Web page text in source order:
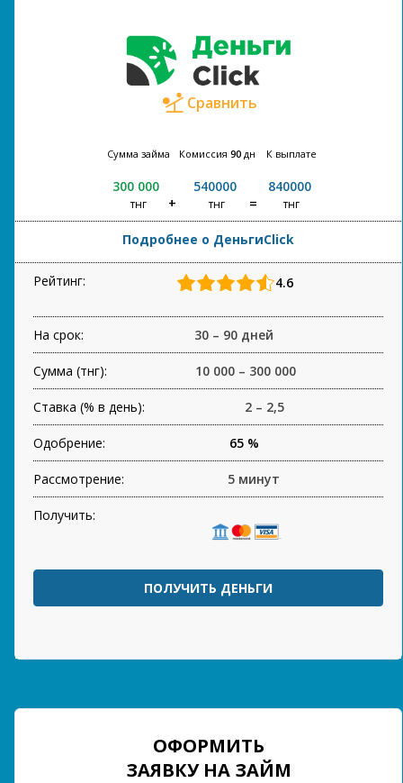
Сравнить
Сумма займа
300 000
тнг
Комиссия 90дн
540000
тнг
К выплате
840000
тнг
Подробнее о ДеньгиClick
Рейтинг: 4.6
На срок: 30 – 90 дней
Сумма (тнг): 10 000 – 300 000
Ставка (% в день): 2 – 2,5
Одобрение: 65 %
Рассмотрение: 5 минут
Получить:
ПОЛУЧИТЬ ДЕНЬГИ
ОФОРМИТЬ
ЗАЯВКУ НА ЗАЙМ